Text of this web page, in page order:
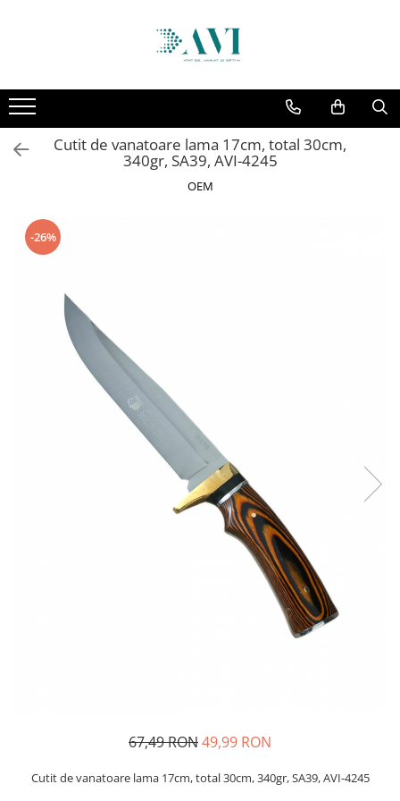
Casa
Accesorii uscatoare rufe
Aparate electrocasnice & accesorii
Aparate si accesorii intretinere
Accesorii pentru ochelari si lentile
de contact
pedichiura
Baterii sanitare baie
Coloane de dus si seturi de dus
Odorizant toaleta
Oglinzi si mobilier baie
Tirbusoane si dopuri
Cantare electronice comerciale
Cutit de vanatoare lama 17cm, total 30cm,
340gr, SA39, AVI-4245
OEM
-26%
67,49 RON49,99 RON
Cutit de vanatoare lama 17cm, total 30cm, 340gr, SA39, AVI-4245